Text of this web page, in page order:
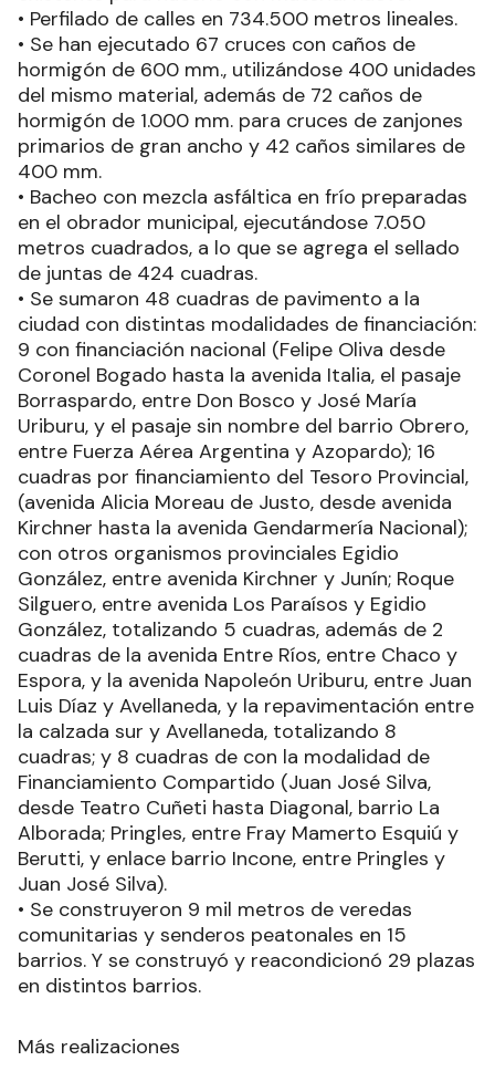
• Perfilado de calles en 734.500 metros lineales.
• Se han ejecutado 67 cruces con caños de
hormigón de 600 mm., utilizándose 400 unidades
del mismo material, además de 72 caños de
hormigón de 1.000 mm. para cruces de zanjones
primarios de gran ancho y 42 caños similares de
400 mm.
• Bacheo con mezcla asfáltica en frío preparadas
en el obrador municipal, ejecutándose 7.050
metros cuadrados, a lo que se agrega el sellado
de juntas de 424 cuadras.
• Se sumaron 48 cuadras de pavimento a la
ciudad con distintas modalidades de financiación:
9 con financiación nacional (Felipe Oliva desde
Coronel Bogado hasta la avenida Italia, el pasaje
Borraspardo, entre Don Bosco y José María
Uriburu, y el pasaje sin nombre del barrio Obrero,
entre Fuerza Aérea Argentina y Azopardo); 16
cuadras por financiamiento del Tesoro Provincial,
(avenida Alicia Moreau de Justo, desde avenida
Kirchner hasta la avenida Gendarmería Nacional);
con otros organismos provinciales Egidio
González, entre avenida Kirchner y Junín; Roque
Silguero, entre avenida Los Paraísos y Egidio
González, totalizando 5 cuadras, además de 2
cuadras de la avenida Entre Ríos, entre Chaco y
Espora, y la avenida Napoleón Uriburu, entre Juan
Luis Díaz y Avellaneda, y la repavimentación entre
la calzada sur y Avellaneda, totalizando 8
cuadras; y 8 cuadras de con la modalidad de
Financiamiento Compartido (Juan José Silva,
desde Teatro Cuñeti hasta Diagonal, barrio La
Alborada; Pringles, entre Fray Mamerto Esquiú y
Berutti, y enlace barrio Incone, entre Pringles y
Juan José Silva).
• Se construyeron 9 mil metros de veredas
comunitarias y senderos peatonales en 15
barrios. Y se construyó y reacondicionó 29 plazas
en distintos barrios.
Más realizaciones